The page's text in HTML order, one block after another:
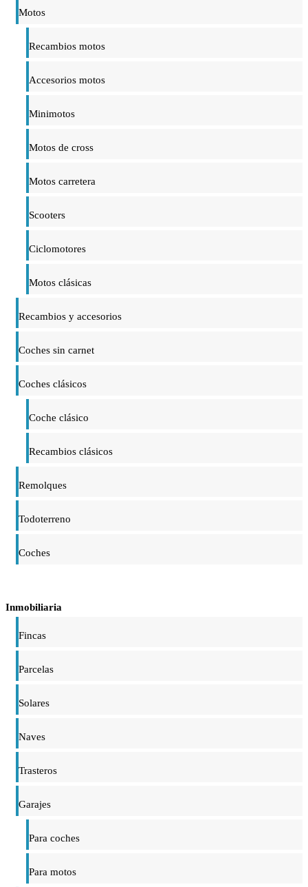
Motos
Recambios motos
Accesorios motos
Minimotos
Motos de cross
Motos carretera
Scooters
Ciclomotores
Motos clásicas
Recambios y accesorios
Coches sin carnet
Coches clásicos
Coche clásico
Recambios clásicos
Remolques
Todoterreno
Coches
Inmobiliaria
Fincas
Parcelas
Solares
Naves
Trasteros
Garajes
Para coches
Para motos